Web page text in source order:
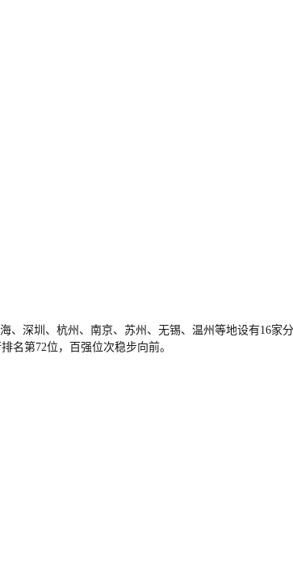
深圳、杭州、南京、苏州、无锡、温州等地设有16家
名第72位，百强位次稳步向前。